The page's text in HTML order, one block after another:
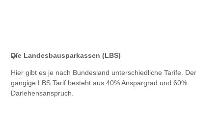
Die Landesbausparkassen (LBS)
Hier gibt es je nach Bundesland unterschiedliche Tarife. Der
gängige LBS Tarif besteht aus 40% Anspargrad und 60%
Darlehensanspruch.